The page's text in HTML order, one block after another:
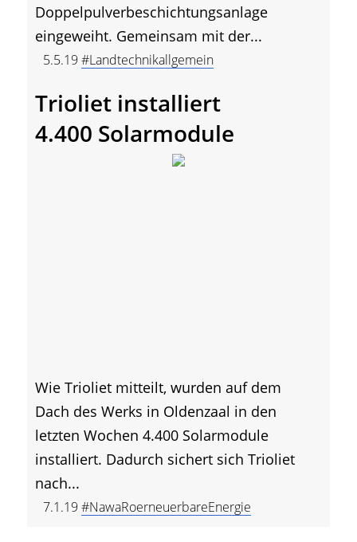
Doppelpulverbeschichtungsanlage
eingeweiht. Gemeinsam mit der...
5.5.19 #Landtechnikallgemein
Trioliet installiert
4.400 Solarmodule
Wie Trioliet mitteilt, wurden auf dem
Dach des Werks in Oldenzaal in den
letzten Wochen 4.400 Solarmodule
installiert. Dadurch sichert sich Trioliet
nach...
7.1.19 #NawaRoerneuerbareEnergie